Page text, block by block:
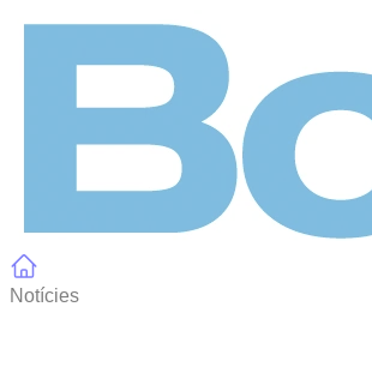
Notícies